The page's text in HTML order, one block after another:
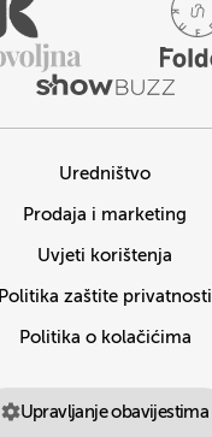
Uredništvo
Prodaja i marketing
Uvjeti korištenja
Politika zaštite privatnosti
Politika o kolačićima
Upravljanje obavijestima